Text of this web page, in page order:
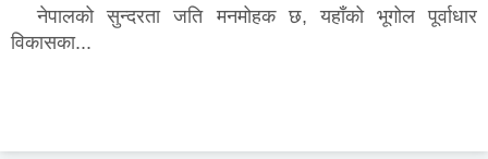
नेपालको सुन्दरता जति मनमोहक छ, यहाँको भूगोल पूर्वाधार
विकासका...